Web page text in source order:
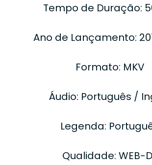
Tempo de Duração:
Ano de Lançamento:
Formato: MKV
Áudio: Português /
Legenda:
Qualidade: WEB-